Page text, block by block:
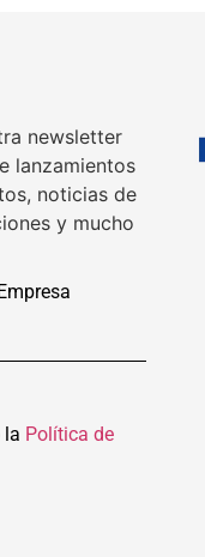
newsletter
lanzamientos
noticias de
y mucho
la Política de